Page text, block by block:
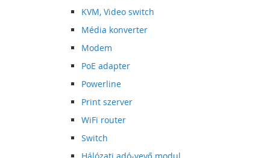
KVM, Video switch
Média konverter
Modem
PoE adapter
Powerline
Print szerver
WiFi router
Switch